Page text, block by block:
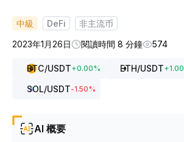
中級 DeFi
非主流币
2023年1月26日
閱讀時間 8 分鐘 574
BTC/USDT+0.00% ETH/USDT+1.00
SOL/USDT-1.50%
AI 概要